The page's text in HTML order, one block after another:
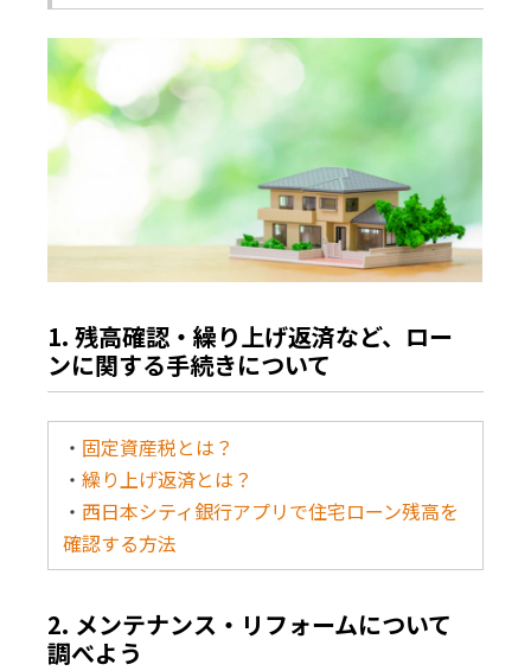
1. 残高確認・繰り上げ返済など、ロー
ンに関する手続きについて
・ 固定資産税とは？
・繰り上げ返済とは？
・ 西日本シティ銀行アプリで住宅ローン残高を
確認する方法
2. メンテナンス・リフォームについて
調べよう